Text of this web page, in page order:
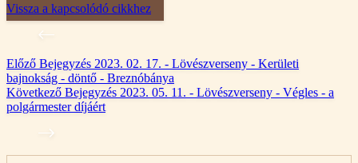
Vissza a kapcsolódó cikkhez
Előző Bejegyzés 2023. 02. 17. - Lövészverseny - Kerületi
bajnokság - döntő - Breznóbánya
Következő Bejegyzés 2023. 05. 11. - Lövészverseny - Végles - a
polgármester díjáért